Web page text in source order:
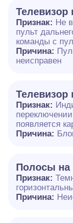
Телевизор
Признак: Не
пульт
команды с
Причина:
неисправен
Телевизор
Признак:
появляется
Причина:
Полосы на
Признак:
Причина: